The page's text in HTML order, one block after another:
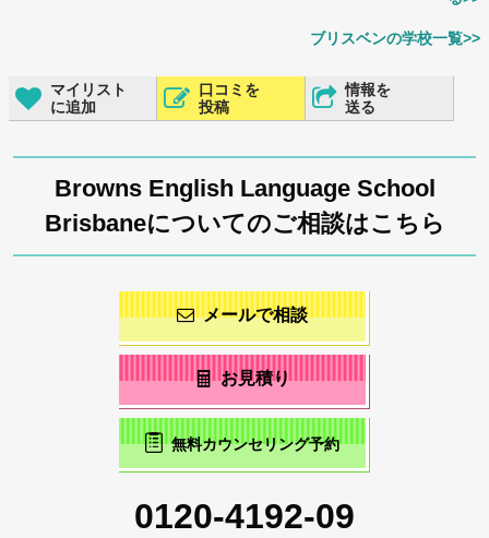
ブリスベンの学校一覧>>
マイリスト
に追加
口コミを
投稿
情報を
送る
Browns English Language School
Brisbaneについてのご相談はこちら
メールで相談
お見積り
無料カウンセリング予約
0120-4192-09